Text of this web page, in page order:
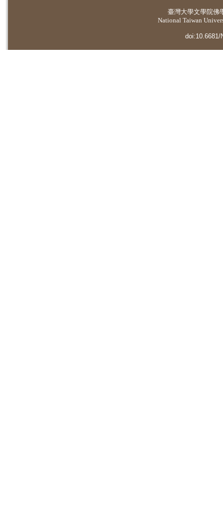
臺灣大學文學院佛
National Taiwan
doi:10.6681/